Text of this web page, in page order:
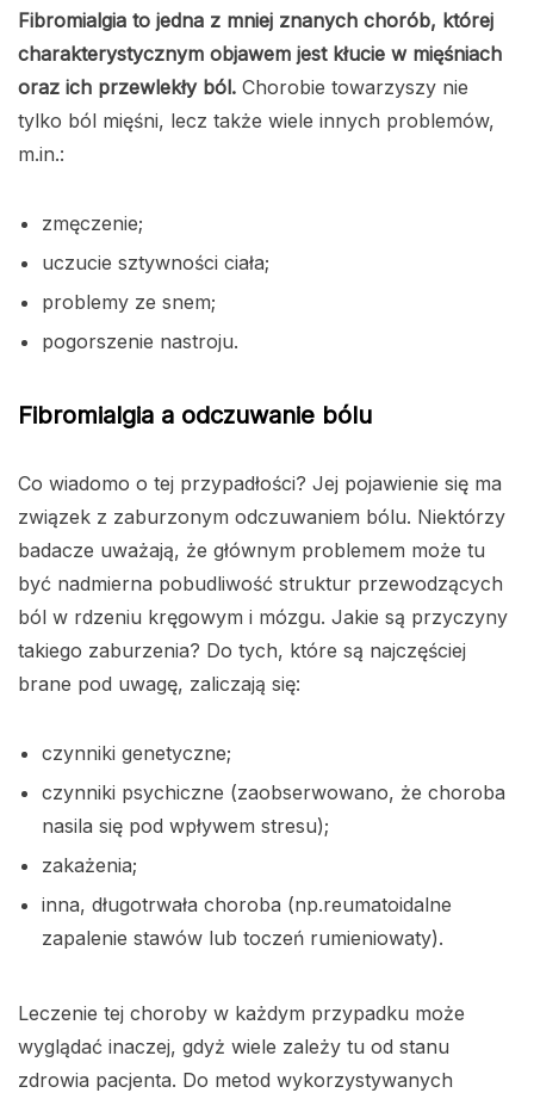
Fibromialgia to jedna z mniej znanych chorób, której
charakterystycznym objawem jest kłucie w mięśniach
oraz ich przewlekły ból. Chorobie towarzyszy nie
tylko ból mięśni, lecz także wiele innych problemów,
m.in.:
zmęczenie;
uczucie sztywności ciała;
problemy ze snem;
pogorszenie nastroju.
Fibromialgia a odczuwanie bólu
Co wiadomo o tej przypadłości? Jej pojawienie się ma
związek z zaburzonym odczuwaniem bólu. Niektórzy
badacze uważają, że głównym problemem może tu
być nadmierna pobudliwość struktur przewodzących
ból w rdzeniu kręgowym i mózgu. Jakie są przyczyny
takiego zaburzenia? Do tych, które są najczęściej
brane pod uwagę, zaliczają się:
czynniki genetyczne;
czynniki psychiczne (zaobserwowano, że choroba
nasila się pod wpływem stresu);
zakażenia;
inna, długotrwała choroba (np.reumatoidalne
zapalenie stawów lub toczeń rumieniowaty).
Leczenie tej choroby w każdym przypadku może
wyglądać inaczej, gdyż wiele zależy tu od stanu
zdrowia pacjenta. Do metod wykorzystywanych